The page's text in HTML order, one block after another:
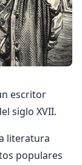
escritor
siglo XVII.
literatura
populares